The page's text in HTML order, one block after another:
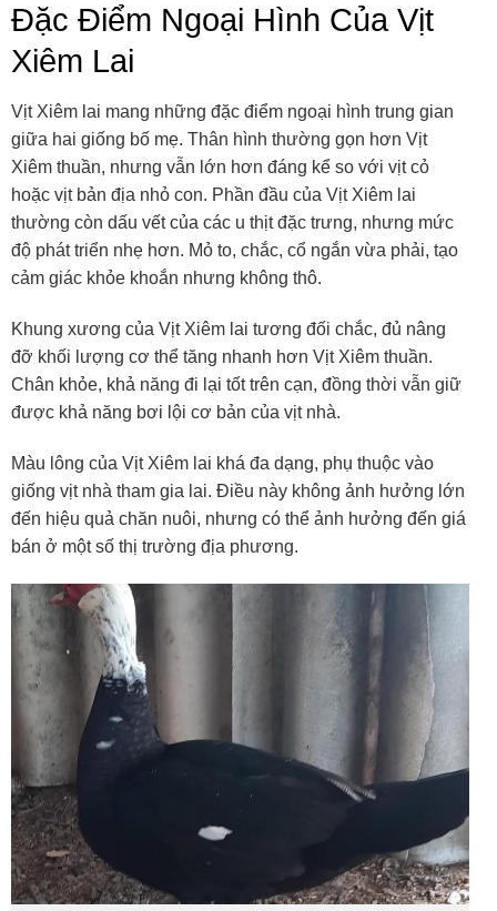
Đặc Điểm Ngoại Hình Của Vịt
Xiêm Lai
Vịt Xiêm lai mang những đặc điểm ngoại hình trung gian
giữa hai giống bố mẹ. Thân hình thường gọn hơn Vịt
Xiêm thuần, nhưng vẫn lớn hơn đáng kể so với vịt cỏ
hoặc vịt bản địa nhỏ con. Phần đầu của Vịt Xiêm lai
thường còn dấu vết của các u thịt đặc trưng, nhưng mức
độ phát triển nhẹ hơn. Mỏ to, chắc, cổ ngắn vừa phải, tạo
cảm giác khỏe khoắn nhưng không thô.
Khung xương của Vịt Xiêm lai tương đối chắc, đủ nâng
đỡ khối lượng cơ thể tăng nhanh hơn Vịt Xiêm thuần.
Chân khỏe, khả năng đi lại tốt trên cạn, đồng thời vẫn giữ
được khả năng bơi lội cơ bản của vịt nhà.
Màu lông của Vịt Xiêm lai khá đa dạng, phụ thuộc vào
giống vịt nhà tham gia lai. Điều này không ảnh hưởng lớn
đến hiệu quả chăn nuôi, nhưng có thể ảnh hưởng đến giá
bán ở một số thị trường địa phương.